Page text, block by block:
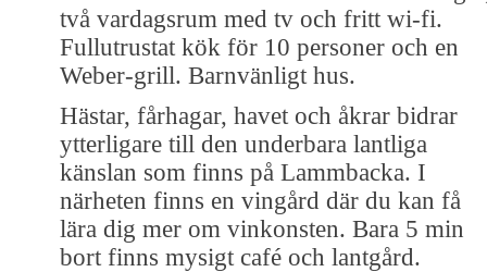
två vardagsrum med tv och fritt wi-fi.
Fullutrustat kök för 10 personer och en
Weber-grill. Barnvänligt hus.
Hästar, fårhagar, havet och åkrar bidrar
ytterligare till den underbara lantliga
känslan som finns på Lammbacka. I
närheten finns en vingård där du kan få
lära dig mer om vinkonsten. Bara 5 min
bort finns mysigt café och lantgård.